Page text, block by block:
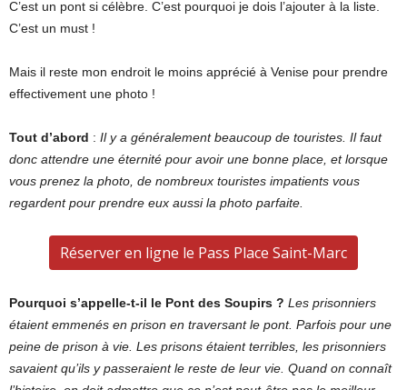
C’est un pont si célèbre. C’est pourquoi je dois l’ajouter à la liste.
C’est un must !
Mais il reste mon endroit le moins apprécié à Venise pour prendre
effectivement une photo !
Tout d’abord : Il y a généralement beaucoup de touristes. Il faut
donc attendre une éternité pour avoir une bonne place, et lorsque
vous prenez la photo, de nombreux touristes impatients vous
regardent pour prendre eux aussi la photo parfaite.
Réserver en ligne le Pass Place Saint-Marc
Pourquoi s’appelle-t-il le Pont des Soupirs ? Les prisonniers
étaient emmenés en prison en traversant le pont. Parfois pour une
peine de prison à vie. Les prisons étaient terribles, les prisonniers
savaient qu’ils y passeraient le reste de leur vie. Quand on connaît